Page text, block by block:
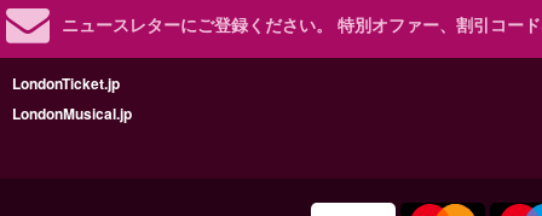
ニュースレターにご登録ください。 特別オファー、割引コー
LondonTicket.jp
LondonMusical.jp